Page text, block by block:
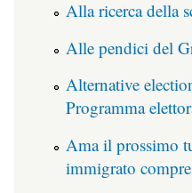
Alla ricerca della
Alle pendici del
Alternative
Programma
Ama il prossimo
immigrato